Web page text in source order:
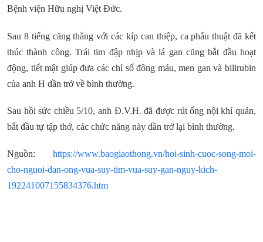
Bệnh viện Hữu nghị Việt Đức.
Sau 8 tiếng căng thẳng với các kíp can thiệp, ca phẫu thuật đã kết
thúc thành công. Trái tim đập nhịp và lá gan cũng bắt đầu hoạt
động, tiết mật giúp đưa các chỉ số đông máu, men gan và bilirubin
của anh H dần trở về bình thường.
Sau hồi sức chiều 5/10, anh Đ.V.H. đã được rút ống nội khí quản,
bắt đầu tự tập thở, các chức năng này dần trở lại bình thường.
Nguồn: https://www.baogiaothong.vn/hoi-sinh-cuoc-song-moi-
cho-nguoi-dan-ong-vua-suy-tim-vua-suy-gan-nguy-kich-
192241007155834376.htm